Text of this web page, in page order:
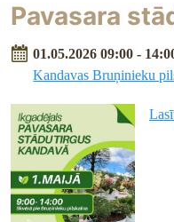
Pavasara
01.05.2026 09:00 -
Kandavas Bruņinieku